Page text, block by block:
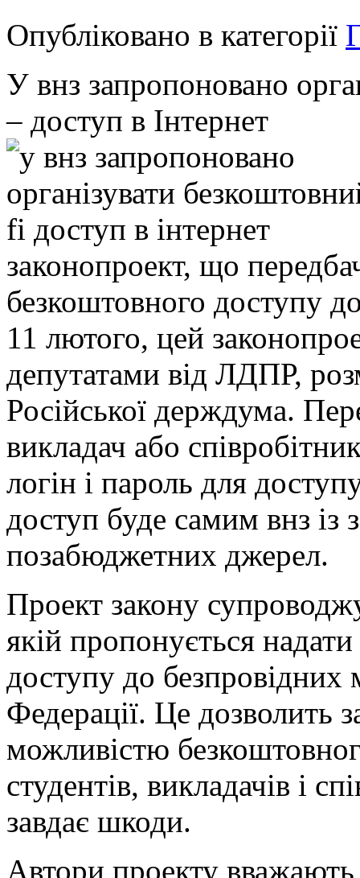
Опубліковано в категорії
У внз запропоновано
– доступ в Інтернет
законопроект, що
безкоштовного доступу
11 лютого, цей
депутатами від ЛДПР,
Російської держдума.
викладач або
логін і пароль для
доступ буде самим внз із
позабюджетних джерел.
Проект закону
якій пропонується
доступу до безпровідних
Федерації. Це дозволить
можливістю
студентів, викладачів і
завдає шкоди.
Автори проекту